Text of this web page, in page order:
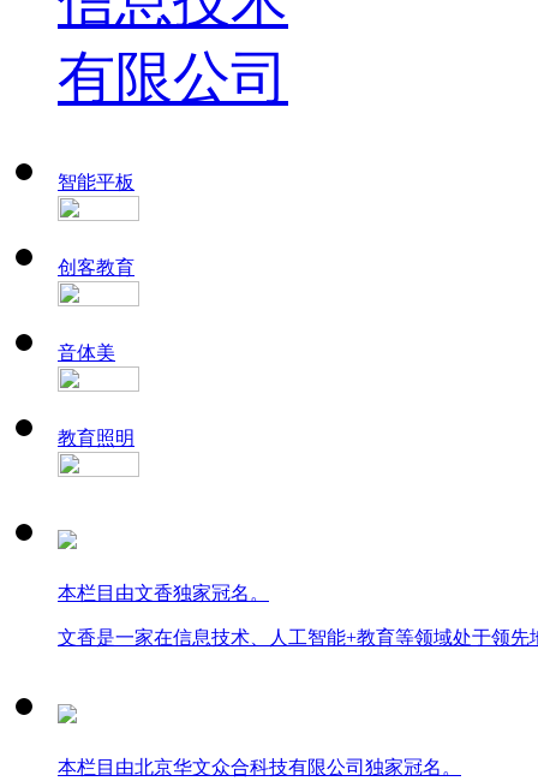
智能平板
创客教育
音体美
教育照明
本栏目由文香独家冠名。
文香是一家在信息技术、人工智能+教育等领域处于领
本栏目由北京华文众合科技有限公司独家冠名。